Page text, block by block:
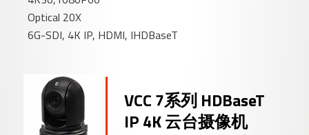
Optical 20X
6G-SDI, 4K IP, HDMI, IHDBaseT
VCC 7系列 HDBaseT
IP 4K 云台摄像机